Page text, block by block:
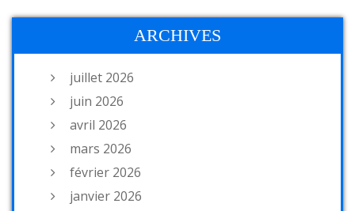
ARCHIVES
juillet 2026
juin 2026
avril 2026
mars 2026
février 2026
janvier 2026